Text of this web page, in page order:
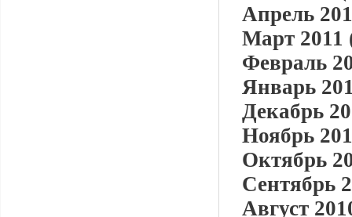
Апрель
Март 2011
Февраль
Январь
Декабрь
Ноябрь
Октябрь
Сентябрь
Август